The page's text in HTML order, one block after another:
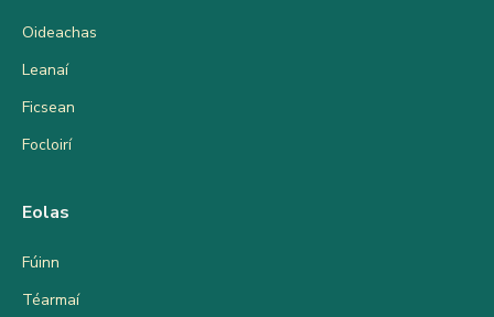
Oideachas
Leanaí
Ficsean
Focloirí
Eolas
Fúinn
Téarmaí